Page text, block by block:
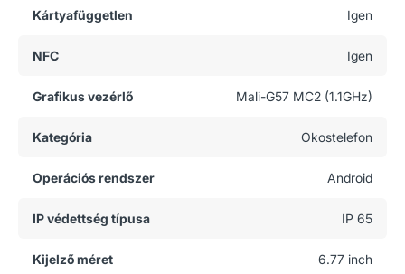
Kártyafüggetlen Igen
NFC Igen
Grafikus vezérlő Mali-G57 MC2 (1.1GHz)
Kategória Okostelefon
Operációs rendszer Android
IP védettség típusa IP 65
Kijelző méret 6.77 inch